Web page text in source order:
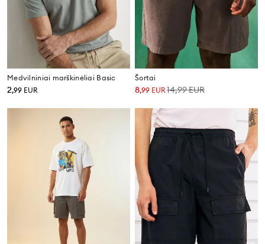
Medvilniniai marškinėliai Basic
2,99 EUR
Šortai
8,99 EUR14,99EUR